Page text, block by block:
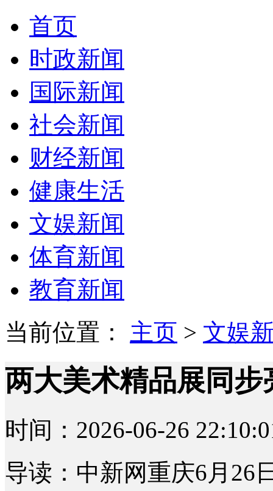
首页
时政新闻
国际新闻
社会新闻
财经新闻
健康生活
文娱新闻
体育新闻
教育新闻
当前位置： 主页 > 文娱
两大美术精品展同
时间：2026-06-26
导读：中新网重庆6月26